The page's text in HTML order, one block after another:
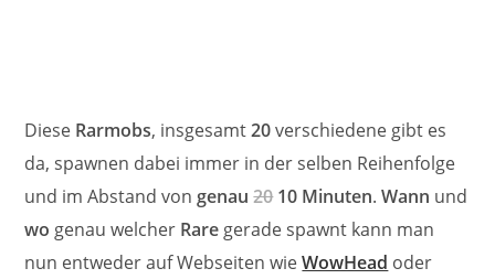
Diese Rarmobs, insgesamt20verschiedene gibt es
da, spawnen dabei immer in der selben Reihenfolge
und im Abstand von genau2010 Minuten.Wann und
wo genau welcher Rare gerade spawnt kann man
nun entweder auf Webseiten wieWowHead oder